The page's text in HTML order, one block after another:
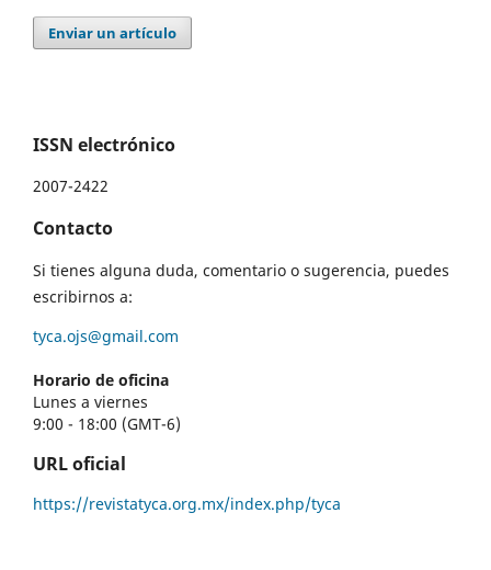
Enviar un artículo
ISSN electrónico
2007-2422
Contacto
Si tienes alguna duda, comentario o sugerencia, puedes
escribirnos a:
tyca.ojs@gmail.com
Horario de oficina
Lunes a viernes
9:00 - 18:00 (GMT-6)
URL oficial
https://revistatyca.org.mx/index.php/tyca